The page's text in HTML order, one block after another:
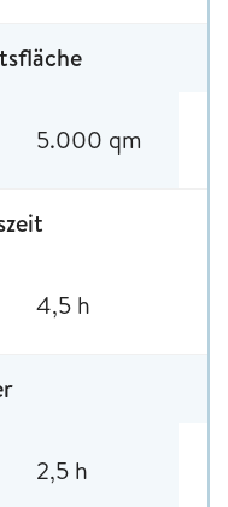
5.000 qm
4,5 h
2,5 h